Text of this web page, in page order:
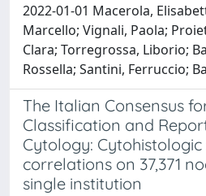
2022-01-01 Macerola,
Marcello; Vignali, Paola;
Clara; Torregrossa, Liborio;
Rossella; Santini, Ferruccio;
The Italian Consensus
Classification and
Cytology:
correlations on 37,371
single institution